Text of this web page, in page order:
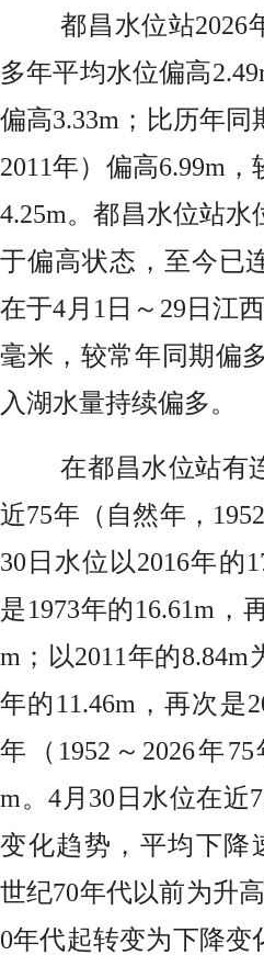
都昌水位站2026
多年平均水位偏高
偏高3.33m；比历年
2011年）偏高6.99m
4.25m。都昌水位站水
于偏高状态，至今已
在于4月1日～29日江
毫米，较常年同期偏
入湖水量持续偏多。
在都昌水位站有
近75年（自然年，
30日水位以2016年的
是1973年的16.61m，
m；以2011年的8.84m
年的11.46m，再次是
年（1952～2026年
m。4月30日水位在近
变化趋势，平均下降
世纪70年代以前为升
0年代起转变为下降变